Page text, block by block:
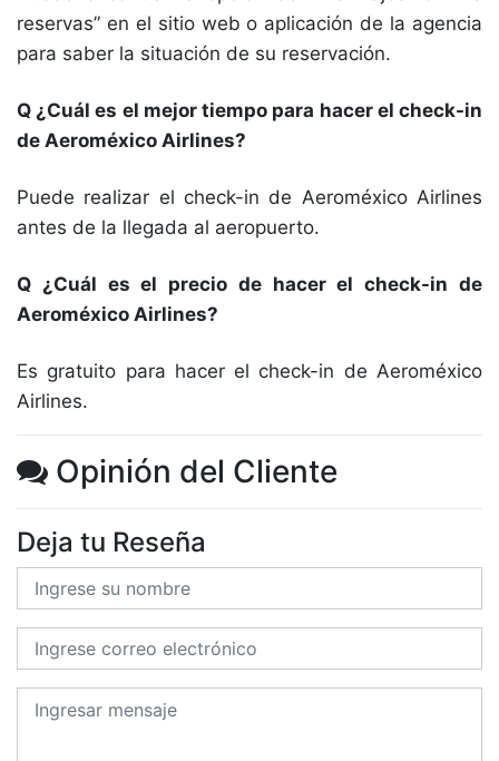
reservas” en el sitio web o aplicación de la agencia
para saber la situación de su reservación.
Q ¿Cuál es el mejor tiempo para hacer el check-in
de Aeroméxico Airlines?
Puede realizar el check-in de Aeroméxico Airlines
antes de la llegada al aeropuerto.
Q ¿Cuál es el precio de hacer el check-in de
Aeroméxico Airlines?
Es gratuito para hacer el check-in de Aeroméxico
Airlines.
Opinión del Cliente
Deja tu Reseña